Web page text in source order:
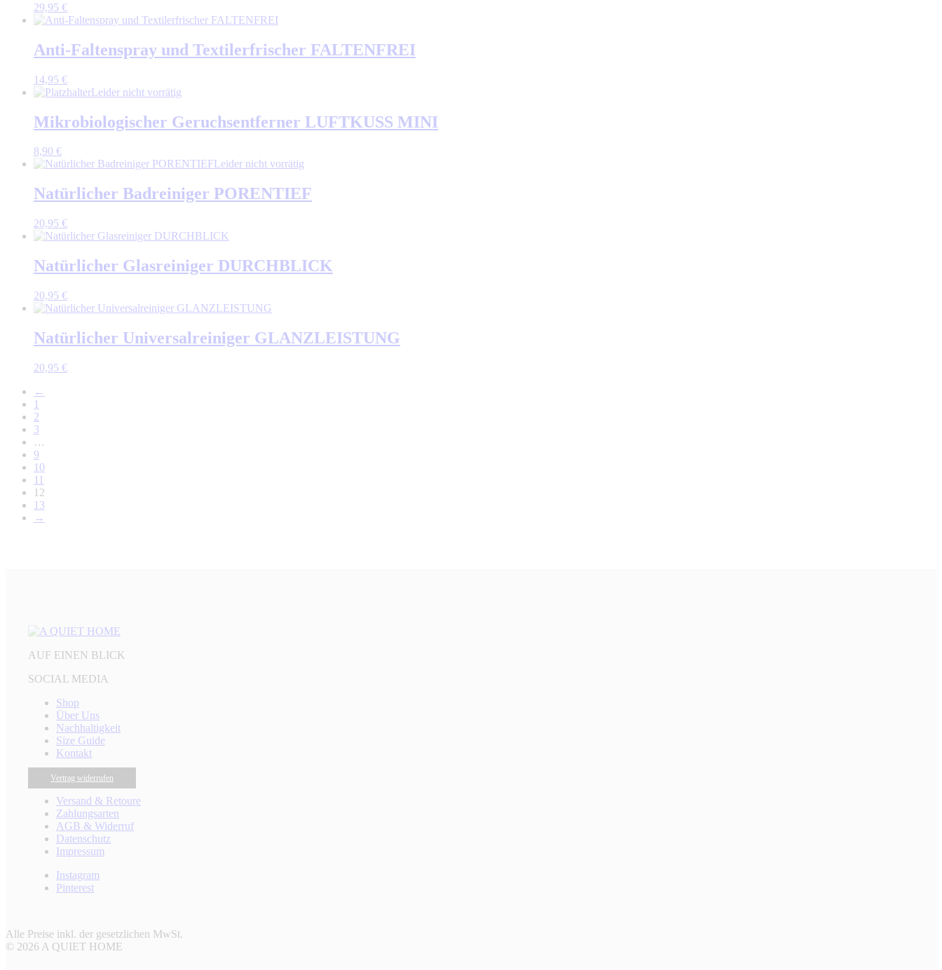
29,95 €
Anti-Faltenspray und Textilerfrischer FALTENFREI
14,95 €
Leider nicht vorrätig
Mikrobiologischer Geruchsentferner LUFTKUSS MINI
8,90 €
Leider nicht vorrätig
Natürlicher Badreiniger PORENTIEF
20,95 €
Natürlicher Glasreiniger DURCHBLICK
20,95 €
Natürlicher Universalreiniger GLANZLEISTUNG
20,95 €
←
1
2
3
…
9
10
11
12
13
→
AUF EINEN BLICK
SOCIAL MEDIA
Shop
Über Uns
Nachhaltigkeit
Size Guide
Kontakt
Vertrag widerrufen
Versand & Retoure
Zahlungsarten
AGB & Widerruf
Datenschutz
Impressum
Instagram
Pinterest
Alle Preise inkl. der gesetzlichen MwSt.
© 2026 A QUIET HOME